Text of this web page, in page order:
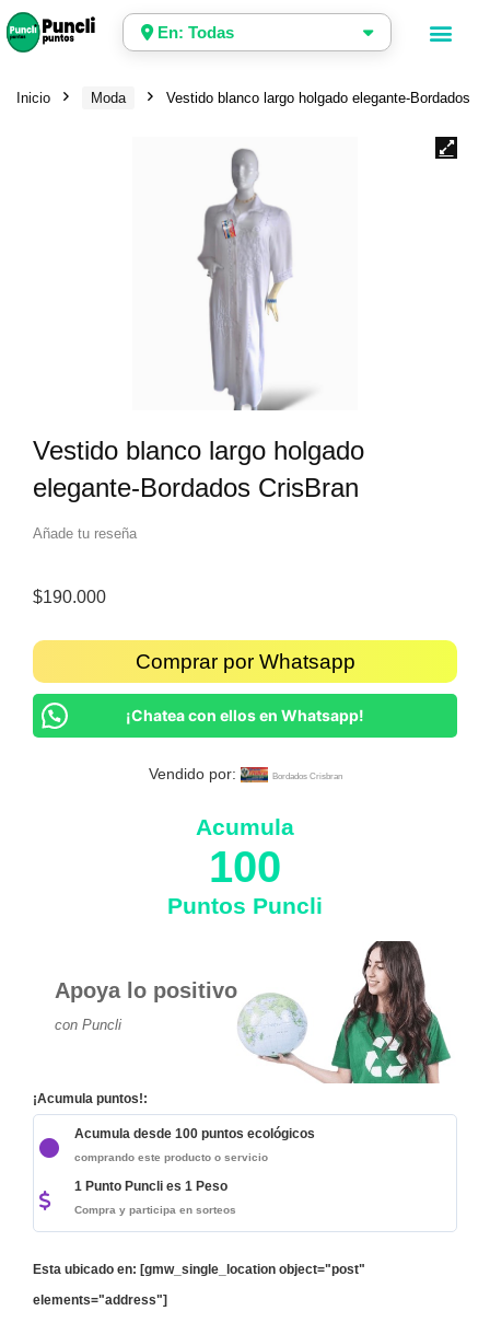
En: Todas
Inicio Moda Vestido blanco largo holgado elegante-Bordados
Vestido blanco largo holgado
elegante-Bordados CrisBran
Añade tu reseña
$190.000
Comprar por Whatsapp
¡Chatea con ellos en Whatsapp!
Vendido por: Bordados Crisbran
Acumula
100
Puntos Puncli
Apoya lo positivo
con Puncli
¡Acumula puntos!:
Acumula desde 100 puntos ecológicos
comprando este producto o servicio
1 Punto Puncli es 1 Peso
Compra y participa en sorteos
Esta ubicado en: [gmw_single_location object="post"
elements="address"]